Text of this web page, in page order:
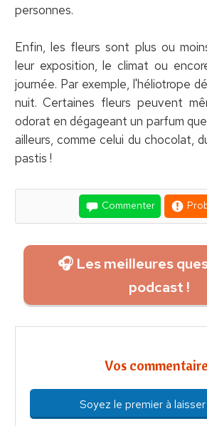
personnes.
Enfin, les fleurs sont plus ou
leur exposition, le climat ou
journée. Par exemple, l'héliotrope
nuit. Certaines fleurs peuvent
odorat en dégageant un parfum
ailleurs, comme celui du chocolat,
pastis !
Commenter
🎧 Les meilleures
podcast !
Vos
Soyez le premier à